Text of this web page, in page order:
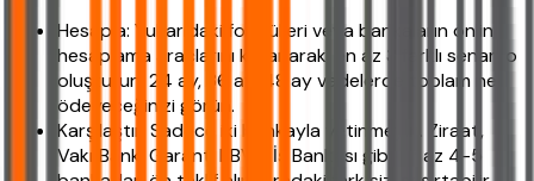
Hesapla: Yukarıdaki formülleri veya bankaların online
hesaplama araçlarını kullanarak, en az 3 farklı senaryo
oluşturun. 24 ay, 36 ay, 48 ay vadelerde toplam ne
ödeyeceğinizi görün.
Karşılaştır: Sadece iki bankayla yetinmeyin. Ziraat,
VakıfBank, Garanti BBVA, İş Bankası gibi en az 4-5